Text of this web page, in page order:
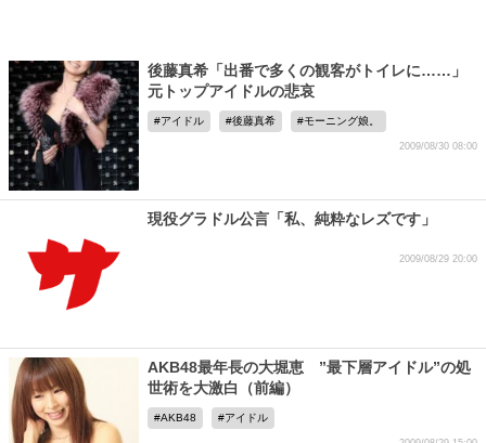
後藤真希「出番で多くの観客がトイレに……」
元トップアイドルの悲哀
アイドル 後藤真希 モーニング娘。
2009/08/30 08:00
現役グラドル公言「私、純粋なレズです」
2009/08/29 20:00
AKB48最年長の大堀恵 ”最下層アイドル”の処
世術を大激白（前編）
AKB48 アイドル